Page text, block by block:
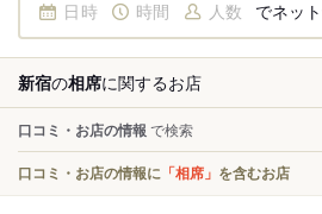
日時 時間 人数 でネッ
新宿の相席に関するお店
口コミ・お店の情報 で検索
口コミ・お店の情報に 「相席」 を含むお店